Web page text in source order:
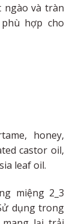
ngào và tràn
hợp cho
honey,
castor oil,
leaf oil.
miệng 2_3
dụng trong